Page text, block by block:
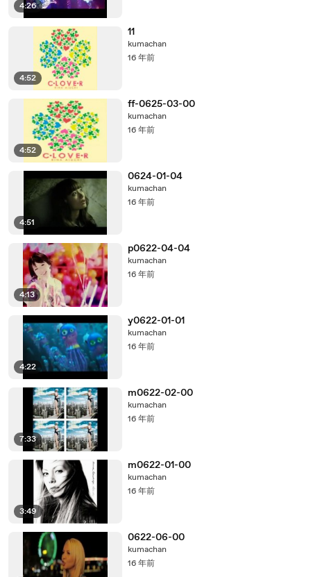
4:26
4:52
11
kumachan
16 年前
4:52
ff-0625-03-00
kumachan
16 年前
4:51
0624-01-04
kumachan
16 年前
4:13
p0622-04-04
kumachan
16 年前
4:22
y0622-01-01
kumachan
16 年前
7:33
m0622-02-00
kumachan
16 年前
3:49
m0622-01-00
kumachan
16 年前
0622-06-00
kumachan
16 年前